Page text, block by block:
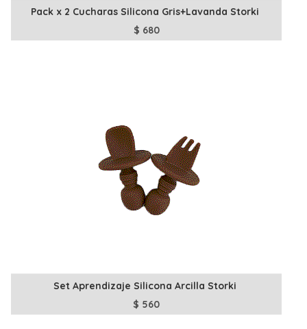
Pack x 2 Cucharas Silicona Gris+Lavanda Storki
$ 680
Set Aprendizaje Silicona Arcilla Storki
$ 560